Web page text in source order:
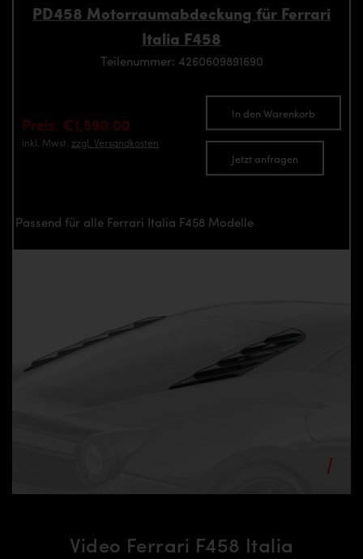
PD458 Motorraumabdeckung für Ferrari
Italia F458
Teilenummer: 4260609891690
Preis: €1,590.00
inkl. Mwst. zzgl. Versandkosten
In den Warenkorb
Jetzt anfragen
Passend für alle Ferrari Italia F458 Modelle
Video Ferrari F458 Italia